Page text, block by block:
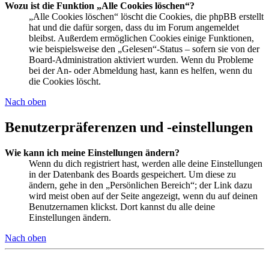
Wozu ist die Funktion „Alle Cookies löschen“?
„Alle Cookies löschen“ löscht die Cookies, die phpBB erstellt
hat und die dafür sorgen, dass du im Forum angemeldet
bleibst. Außerdem ermöglichen Cookies einige Funktionen,
wie beispielsweise den „Gelesen“-Status – sofern sie von der
Board-Administration aktiviert wurden. Wenn du Probleme
bei der An- oder Abmeldung hast, kann es helfen, wenn du
die Cookies löscht.
Nach oben
Benutzerpräferenzen und -einstellungen
Wie kann ich meine Einstellungen ändern?
Wenn du dich registriert hast, werden alle deine Einstellungen
in der Datenbank des Boards gespeichert. Um diese zu
ändern, gehe in den „Persönlichen Bereich“; der Link dazu
wird meist oben auf der Seite angezeigt, wenn du auf deinen
Benutzernamen klickst. Dort kannst du alle deine
Einstellungen ändern.
Nach oben